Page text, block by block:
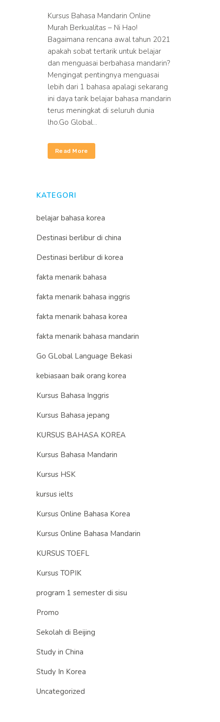
Kursus Bahasa Mandarin Online
Murah Berkualitas – Ni Hao!
Bagaimana rencana awal tahun 2021
apakah sobat tertarik untuk belajar
dan menguasai berbahasa mandarin?
Mengingat pentingnya menguasai
lebih dari 1 bahasa apalagi sekarang
ini daya tarik belajar bahasa mandarin
terus meningkat di seluruh dunia
lho.Go Global...
Read More
KATEGORI
belajar bahasa korea
Destinasi berlibur di china
Destinasi berlibur di korea
fakta menarik bahasa
fakta menarik bahasa inggris
fakta menarik bahasa korea
fakta menarik bahasa mandarin
Go GLobal Language Bekasi
kebiasaan baik orang korea
Kursus Bahasa Inggris
Kursus Bahasa jepang
KURSUS BAHASA KOREA
Kursus Bahasa Mandarin
Kursus HSK
kursus ielts
Kursus Online Bahasa Korea
Kursus Online Bahasa Mandarin
KURSUS TOEFL
Kursus TOPIK
program 1 semester di sisu
Promo
Sekolah di Beijing
Study in China
Study In Korea
Uncategorized